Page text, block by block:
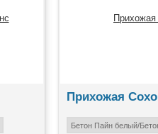
Прихожая Сохо